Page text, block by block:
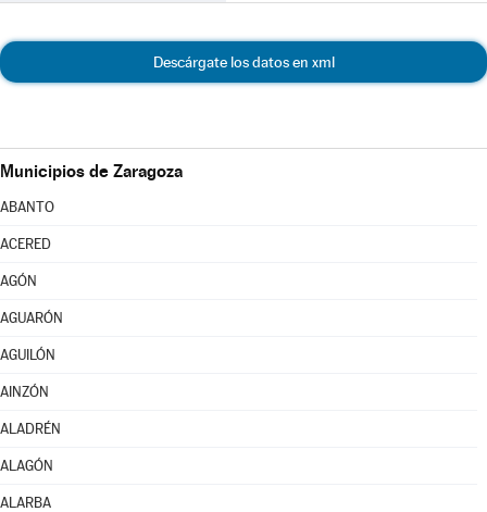
Descárgate los datos en xml
Municipios de Zaragoza
ABANTO
ACERED
AGÓN
AGUARÓN
AGUILÓN
AINZÓN
ALADRÉN
ALAGÓN
ALARBA